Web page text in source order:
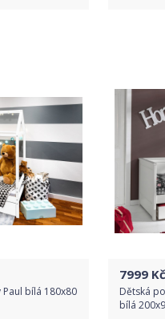
bílá 180x80
7999 Kč
Dětská
bílá